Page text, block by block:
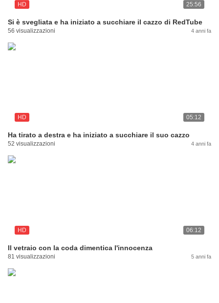
HD 25:56
Si è svegliata e ha iniziato a succhiare il cazzo di RedTube
56 visualizzazioni 4 anni fa
HD 05:12
Ha tirato a destra e ha iniziato a succhiare il suo cazzo
52 visualizzazioni 4 anni fa
HD 06:12
Il vetraio con la coda dimentica l'innocenza
81 visualizzazioni 5 anni fa